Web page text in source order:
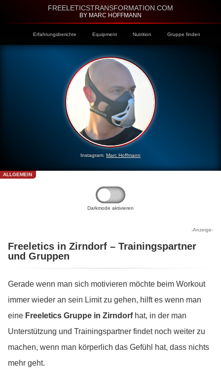
FREELETICSTRANSFORMATION.COM
BY MARC HOFFMANN
Erfahrungsberichte Equipment Nutrition Gruppe finden
Instagram: Marc Hoffmann
ALLGEMEIN
Darkmode aktivieren
-Anzeige-
Freeletics in Zirndorf – Trainingspartner
und Gruppen
Gerade wenn man sich motivieren möchte beim Workout
immer wieder an sein Limit zu gehen, hilft es wenn man
eine Freeletics Gruppe in Zirndorfhat, in der man
Unterstützung und Trainingspartner findet noch weiter zu
machen, wenn man körperlich das Gefühl hat, dass nichts
mehr geht.